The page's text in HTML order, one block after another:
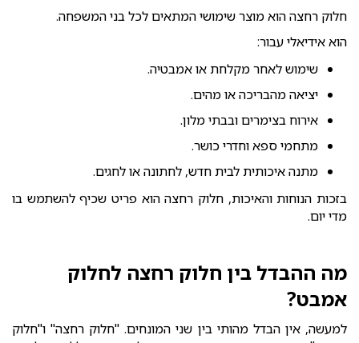
חלוק רחצה הוא מוצר שימושי המתאים לכל בני המשפחה.
הוא אידיאלי עבור:
שימוש לאחר מקלחת או אמבטיה.
יציאה מהבריכה או מהים.
אירוח בצימרים ובבתי מלון.
מתחמי ספא וחדרי כושר.
מתנה איכותית לבית חדש, לחתונה או לחגים.
בזכות הנוחות והאיכות, חלוק רחצה הוא פריט שכיף להשתמש בו
מדי יום.
מה ההבדל בין חלוק רחצה לחלוק
אמבט?
למעשה, אין הבדל מהותי בין שני המונחים. "חלוק רחצה" ו"חלוק